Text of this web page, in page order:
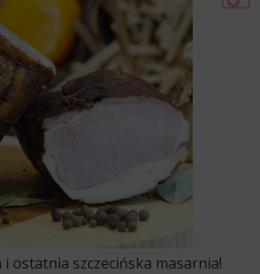
ostatnia szczecińska masarnia!